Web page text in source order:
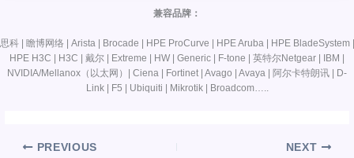
兼容品牌：
思科 | 瞻博网络 | Arista | Brocade | HPE ProCurve | HPE Aruba | HPE BladeSystem |
HPE H3C | H3C | 戴尔 | Extreme | HW | Generic | F-tone | 英特尔Netgear | IBM |
NVIDIA/Mellanox（以太网）| Ciena | Fortinet | Avago | Avaya | 阿尔卡特朗讯 | D-
Link | F5 | Ubiquiti | Mikrotik | Broadcom…..
PREVIOUS NEXT